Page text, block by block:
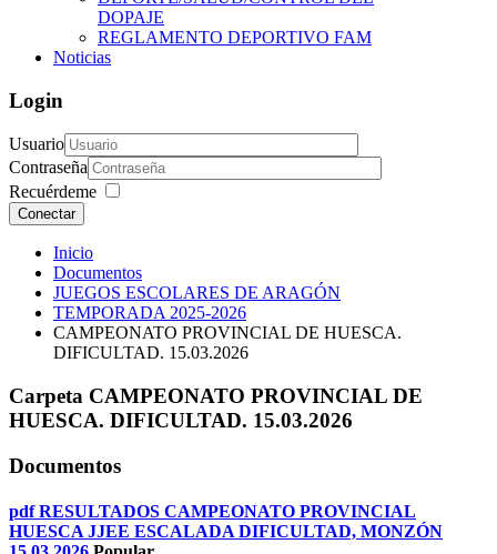
DOPAJE
REGLAMENTO DEPORTIVO FAM
Noticias
Login
Usuario
Contraseña
Recuérdeme
Conectar
Inicio
Documentos
JUEGOS ESCOLARES DE ARAGÓN
TEMPORADA 2025-2026
CAMPEONATO PROVINCIAL DE HUESCA.
DIFICULTAD. 15.03.2026
Carpeta CAMPEONATO PROVINCIAL DE
HUESCA. DIFICULTAD. 15.03.2026
Documentos
pdf RESULTADOS CAMPEONATO PROVINCIAL
HUESCA JJEE ESCALADA DIFICULTAD, MONZÓN